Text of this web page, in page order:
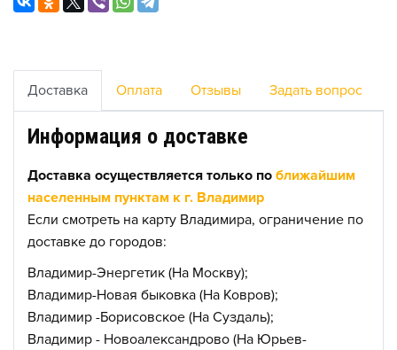
Доставка Оплата Отзывы Задать вопрос
Информация о доставке
Доставка осуществляется только по ближайшим
населенным пунктам к г. Владимир
Если смотреть на карту Владимира, ограничение по
доставке до городов:
Владимир-Энергетик (На Москву);
Владимир-Новая быковка (На Ковров);
Владимир -Борисовское (На Суздаль);
Владимир - Новоалександрово (На Юрьев-